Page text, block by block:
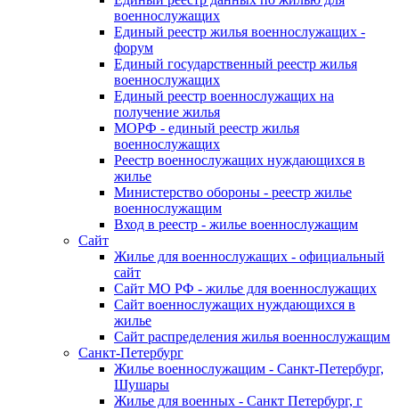
военнослужащих
Единый реестр жилья военнослужащих -
форум
Единый государственный реестр жилья
военнослужащих
Единый реестр военнослужащих на
получение жилья
МОРФ - единый реестр жилья
военнослужащих
Реестр военнослужащих нуждающихся в
жилье
Министерство обороны - реестр жилье
военнослужащим
Вход в реестр - жилье военнослужащим
Сайт
Жилье для военнослужащих - официальный
сайт
Сайт МО РФ - жилье для военнослужащих
Сайт военнослужащих нуждающихся в
жилье
Сайт распределения жилья военнослужащим
Санкт-Петербург
Жилье военнослужащим - Санкт-Петербург,
Шушары
Жилье для военных - Санкт Петербург, г